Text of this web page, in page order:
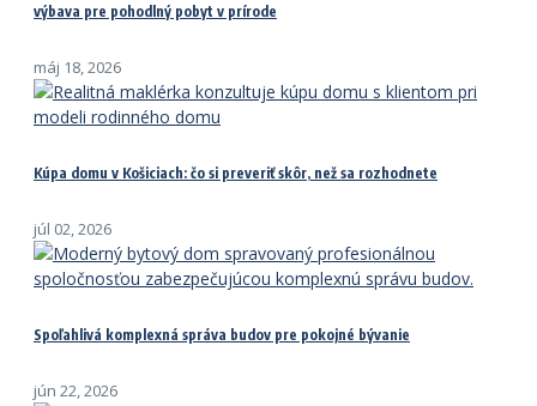
výbava pre pohodlný pobyt v prírode
máj 18, 2026
Kúpa domu v Košiciach: čo si preveriť skôr, než sa rozhodnete
júl 02, 2026
Spoľahlivá komplexná správa budov pre pokojné bývanie
jún 22, 2026